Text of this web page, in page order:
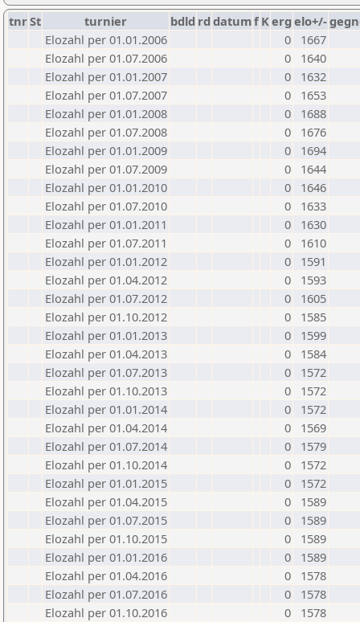
tnrSt turnier bdld rd datumf Kerg elo+/-
Elozahl per 01.01.2006
0
1667
Elozahl per 01.07.2006
0
1640
Elozahl per 01.01.2007
0
1632
Elozahl per 01.07.2007
0
1653
Elozahl per 01.01.2008
0
1688
Elozahl per 01.07.2008
0
1676
Elozahl per 01.01.2009
0
1694
Elozahl per 01.07.2009
0
1644
Elozahl per 01.01.2010
0
1646
Elozahl per 01.07.2010
0
1633
Elozahl per 01.01.2011
0
1630
Elozahl per 01.07.2011
0
1610
Elozahl per 01.01.2012
0
1591
Elozahl per 01.04.2012
0
1593
Elozahl per 01.07.2012
0
1605
Elozahl per 01.10.2012
0
1585
Elozahl per 01.01.2013
0
1599
Elozahl per 01.04.2013
0
1584
Elozahl per 01.07.2013
0
1572
Elozahl per 01.10.2013
0
1572
Elozahl per 01.01.2014
0
1572
Elozahl per 01.04.2014
0
1569
Elozahl per 01.07.2014
0
1579
Elozahl per 01.10.2014
0
1572
Elozahl per 01.01.2015
0
1572
Elozahl per 01.04.2015
0
1589
Elozahl per 01.07.2015
0
1589
Elozahl per 01.10.2015
0
1589
Elozahl per 01.01.2016
0
1589
Elozahl per 01.04.2016
0
1578
Elozahl per 01.07.2016
0
1578
Elozahl per 01.10.2016
0
1578